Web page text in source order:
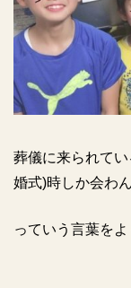
葬儀に来られて
婚式)時しか会わ
っていう言葉をよ